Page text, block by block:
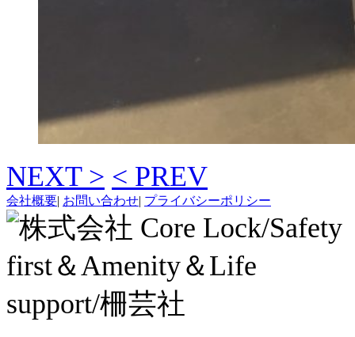
NEXT > < PREV
会社概要| お問い合わせ| プライバシーポリシー